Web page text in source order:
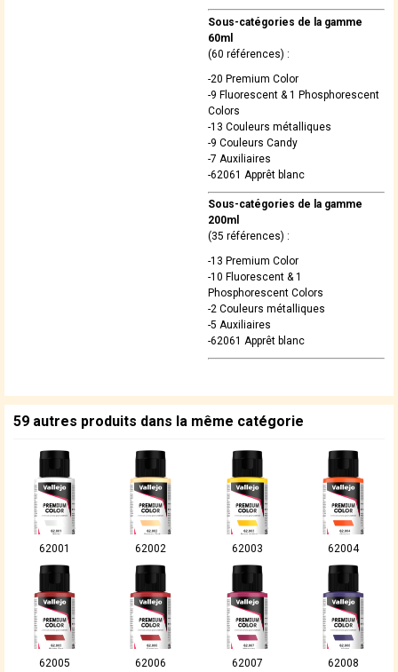
Sous-catégories de la gamme
60ml
(60 références) :
-20 Premium Color
-9 Fluorescent & 1 Phosphorescent
Colors
-13 Couleurs métalliques
-9 Couleurs Candy
-7 Auxiliaires
-62061 Apprêt blanc
Sous-catégories de la gamme
200ml
(35 références) :
-13 Premium Color
-10 Fluorescent & 1
Phosphorescent Colors
-2 Couleurs métalliques
-5 Auxiliaires
-62061 Apprêt blanc
59 autres produits dans la même catégorie
62001 62002 62003 62004
62005 62006 62007 62008